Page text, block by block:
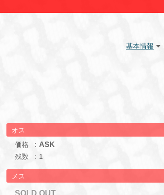
基本情報
オス
価格
ASK
残数 1
メス
SOLD OUT